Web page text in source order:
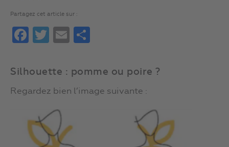
Partagez cet article sur :
FacebookTwitterEmail
Silhouette : pomme ou poire ?
Regardez bien l’image suivante :